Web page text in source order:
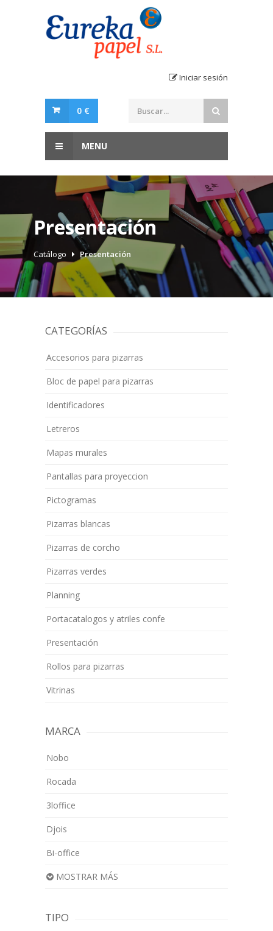
Iniciar sesión
0 €
MENU
Presentación
Catálogo Presentación
CATEGORÍAS
Accesorios para pizarras
Bloc de papel para pizarras
Identificadores
Letreros
Mapas murales
Pantallas para proyeccion
Pictogramas
Pizarras blancas
Pizarras de corcho
Pizarras verdes
Planning
Portacatalogos y atriles confe
Presentación
Rollos para pizarras
Vitrinas
MARCA
Nobo
Rocada
3loffice
Djois
Bi-office
MOSTRAR MÁS
TIPO